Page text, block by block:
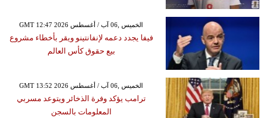
GMT 12:47 2026 الخميس ,06 آب / أغسطس
فيفا يجدد دعمه لإنفانتينو ويقر بأخطاء مشروع
بيع حقوق كأس العالم
GMT 13:52 2026 الخميس ,06 آب / أغسطس
ترامب يؤكد وفرة الذخائر ويتوعد مسربي
المعلومات بالسجن